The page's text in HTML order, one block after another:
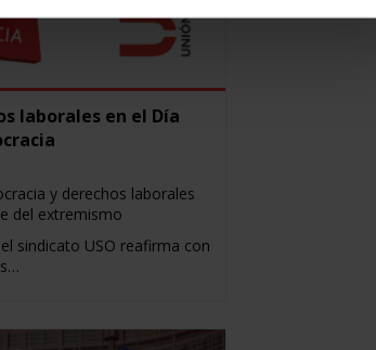
laborales en el Día
y derechos laborales
del extremismo
sindicato USO reafirma con